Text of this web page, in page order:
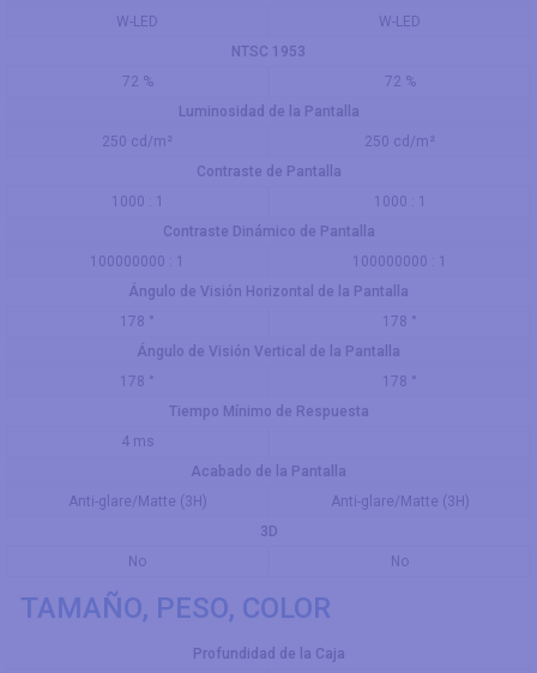
W-LED
W-LED
NTSC 1953
72 %
72 %
Luminosidad de la Pantalla
250 cd/m²
250 cd/m²
Contraste de Pantalla
1000 : 1
1000 : 1
Contraste Dinámico de Pantalla
100000000 : 1
100000000 : 1
Ángulo de Visión Horizontal de la Pantalla
178 °
178 °
Ángulo de Visión Vertical de la Pantalla
178 °
178 °
Tiempo Mínimo de Respuesta
4 ms
Acabado de la Pantalla
Anti-glare/Matte (3H)
Anti-glare/Matte (3H)
3D
No
No
TAMAÑO, PESO, COLOR
Profundidad de la Caja